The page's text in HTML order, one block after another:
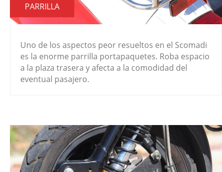
PARRILLA
Uno de los aspectos peor resueltos en el Scomadi
es la enorme parrilla portapaquetes. Roba espacio
a la plaza trasera y afecta a la comodidad del
eventual pasajero.